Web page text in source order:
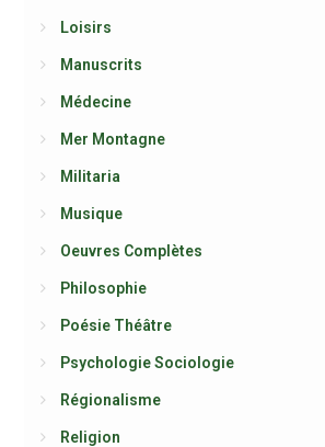
Loisirs
Manuscrits
Médecine
Mer Montagne
Militaria
Musique
Oeuvres Complètes
Philosophie
Poésie Théâtre
Psychologie Sociologie
Régionalisme
Religion